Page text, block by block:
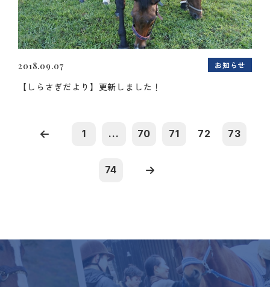
2018.09.07 お知らせ
【しらさぎだより】更新しました！
1 ... 70 71 72 73
74